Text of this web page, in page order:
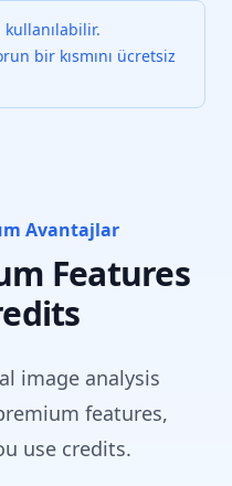
bir kısmını ücretsiz
Avantajlar
Features
image analysis
features,
use credits.